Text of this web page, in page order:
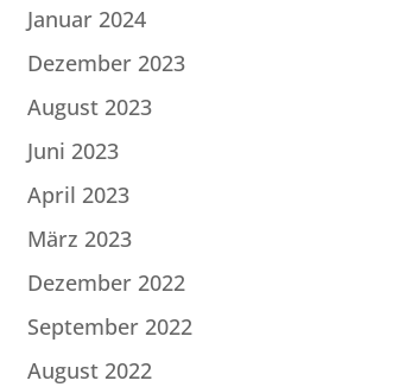
Januar 2024
Dezember 2023
August 2023
Juni 2023
April 2023
März 2023
Dezember 2022
September 2022
August 2022